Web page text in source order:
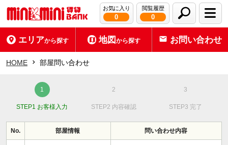
お気に入り
0
閲覧履歴
0
エリアから探す 地図から探す お問い合わせ
HOME 部屋問い合わせ
STEP1 お客様入力 STEP2 内容確認 STEP3 完了
No. 部屋情報 問い合わせ内容